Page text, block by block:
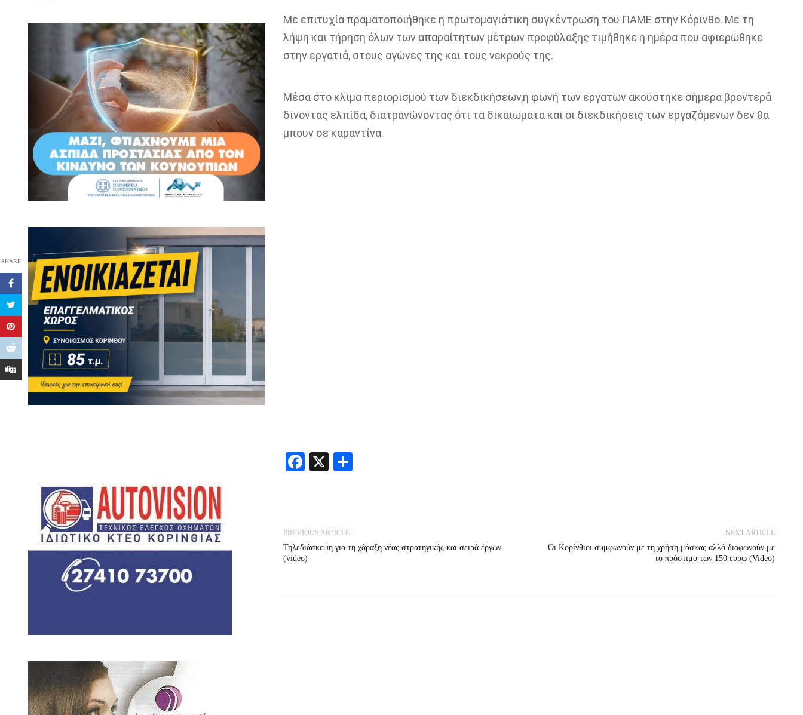
SHARE
Με επιτυχία πραματοποιήθηκε η πρωτομαγιάτικη συγκέντρωση του ΠΑΜΕ στην Κόρινθο. Με τη
λήψη και τήρηση όλων των απαραίτητων μέτρων προφύλαξης τιμήθηκε η ημέρα που αφιερώθηκε
στην εργατιά, στους αγώνες της και τους νεκρούς της.
Μέσα στο κλίμα περιορισμού των διεκδικήσεων,η φωνή των εργατών ακούστηκε σήμερα βροντερά
δίνοντας ελπίδα, διατρανώνοντας ότι τα δικαιώματα και οι διεκδικήσεις των εργαζόμενων δεν θα
μπουν σε καραντίνα.
Facebook
X Share
PREVIOUS ARTICLE
Τηλεδιάσκεψη για τη χάραξη νέας στρατηγικής και σειρά έργων
(video)
NEXT ARTICLE
Οι Κορίνθιοι συμφωνούν με τη χρήση μάσκας αλλά διαφωνούν με
το πρόστιμο των 150 ευρω (Video)